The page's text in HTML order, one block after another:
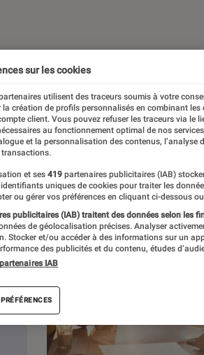
Tests
sur les cookies
utilisent des traceurs soumis à votre
la création de profils personnalisés en combinant
client. Vous pouvez refuser les traceurs via le
au fonctionnement optimal de nos
et la personnalisation des contenus, l’analyse
transactions.
et ses 419 partenaires publicitaires (IAB)
uniques de cookies pour traiter les
ou gérer vos préférences en cliquant ci-dessous
publicitaires (IAB) traitent des données selon les
de géolocalisation précises. Analyser
Stocker et/ou accéder à des informations sur un
des publicités et du contenu, études
IAB